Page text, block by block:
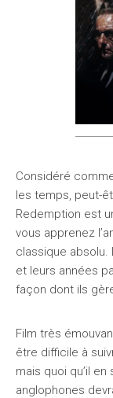
Considéré
les temps, peut-
Redemption est
vous apprenez
classique absolu.
et leurs années
façon dont ils
Film très
être difficile à
mais quoi qu’il
anglophones